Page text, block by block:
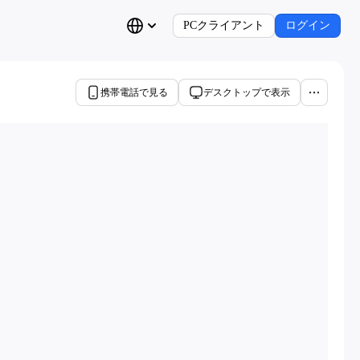
PCクライアント ログイン
携帯電話で見る デスクトップで表示